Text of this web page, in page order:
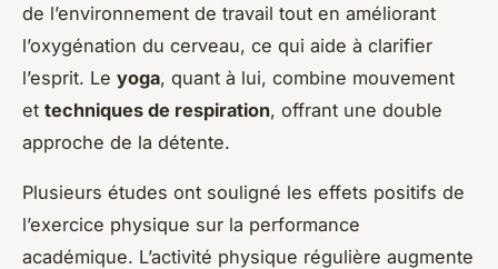
de l’environnement de travail tout en améliorant
l’oxygénation du cerveau, ce qui aide à clarifier
l’esprit. Le yoga, quant à lui, combine mouvement
et techniques de respiration, offrant une double
approche de la détente.
Plusieurs études ont souligné les effets positifs de
l’exercice physique sur la performance
académique. L’activité physique régulière augmente